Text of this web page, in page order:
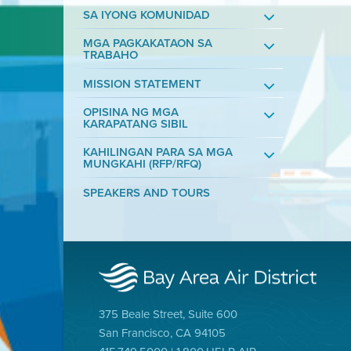
SA IYONG KOMUNIDAD
MGA PAGKAKATAON SA
TRABAHO
MISSION STATEMENT
OPISINA NG MGA
KARAPATANG SIBIL
KAHILINGAN PARA SA MGA
MUNGKAHI (RFP/RFQ)
SPEAKERS AND TOURS
375 Beale Street, Suite 600
San Francisco, CA 94105